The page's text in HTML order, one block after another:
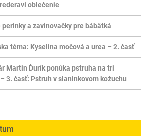
oblečenie
perinky a zavinovačky pre bábätká
téma: Kyselina močová a urea – 2. časť
Martin Ďurík ponúka pstruha na tri
3. časť: Pstruh v slaninkovom kožuchu